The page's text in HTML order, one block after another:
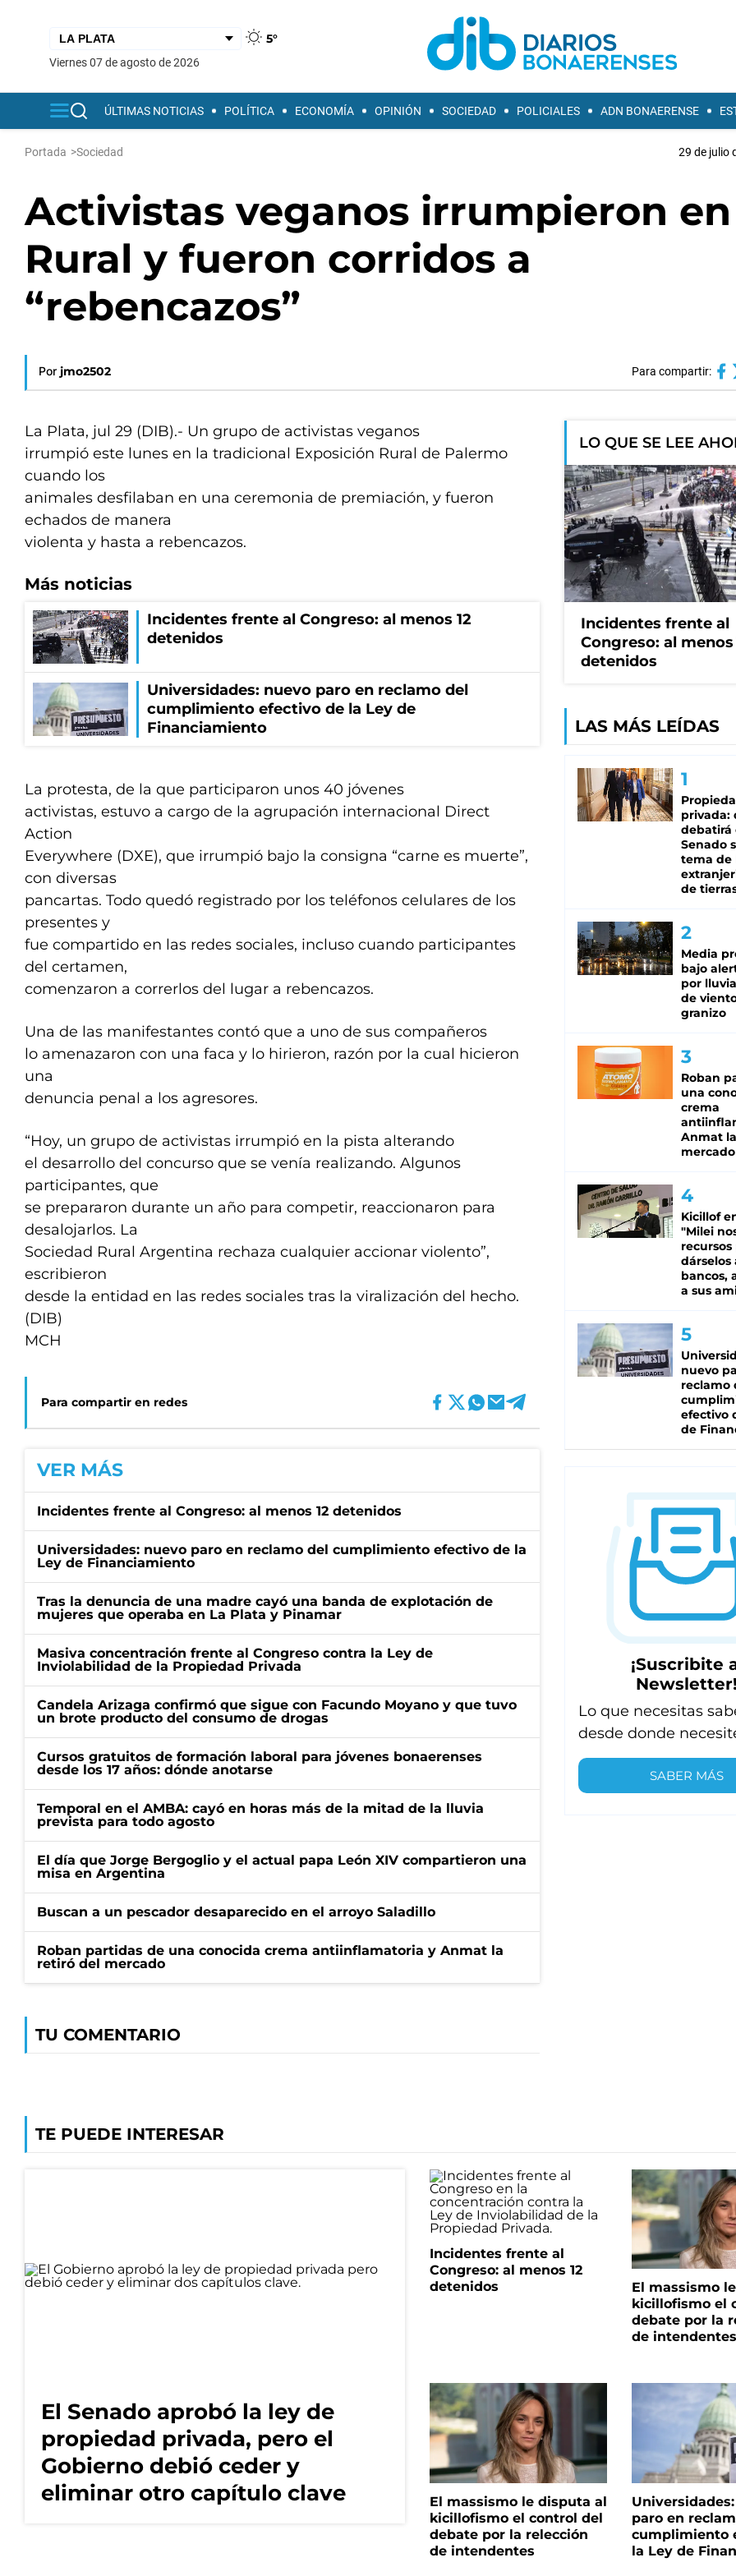
5°
viernes 07 de agosto de 2026
ÚLTIMAS NOTICIAS POLÍTICA ECONOMÍA OPINIÓN SOCIEDAD POLICIALES ADN BONAERENSE
Portada >Sociedad 29 de julio
Activistas veganos irrumpieron
Rural y fueron corridos a
“rebencazos”
Por jmo2502 Para compartir:
La Plata, jul 29 (DIB).- Un grupo de activistas veganos
irrumpió este lunes en la tradicional Exposición Rural de Palermo
cuando los
animales desfilaban en una ceremonia de premiación, y fueron
echados de manera
violenta y hasta a rebencazos.
Más noticias
Incidentes frente al Congreso: al menos 12
detenidos
Universidades: nuevo paro en reclamo del
cumplimiento efectivo de la Ley de
Financiamiento
La protesta, de la que participaron unos 40 jóvenes
activistas, estuvo a cargo de la agrupación internacional Direct
Action
Everywhere (DXE), que irrumpió bajo la consigna “carne es muerte”,
con diversas
pancartas. Todo quedó registrado por los teléfonos celulares de los
presentes y
fue compartido en las redes sociales, incluso cuando participantes
del certamen,
comenzaron a correrlos del lugar a rebencazos.
Una de las manifestantes contó que a uno de sus compañeros
lo amenazaron con una faca y lo hirieron, razón por la cual hicieron
una
denuncia penal a los agresores.
“Hoy, un grupo de activistas irrumpió en la pista alterando
el desarrollo del concurso que se venía realizando. Algunos
participantes, que
se prepararon durante un año para competir, reaccionaron para
desalojarlos. La
Sociedad Rural Argentina rechaza cualquier accionar violento”,
escribieron
desde la entidad en las redes sociales tras la viralización del hecho.
(DIB)
MCH
Para compartir en redes
VER MÁS
Incidentes frente al Congreso: al menos 12 detenidos
Universidades: nuevo paro en reclamo del cumplimiento efectivo de la
Ley de Financiamiento
Tras la denuncia de una madre cayó una banda de explotación de
mujeres que operaba en La Plata y Pinamar
Masiva concentración frente al Congreso contra la Ley de
Inviolabilidad de la Propiedad Privada
Candela Arizaga confirmó que sigue con Facundo Moyano y que tuvo
un brote producto del consumo de drogas
Cursos gratuitos de formación laboral para jóvenes bonaerenses
desde los 17 años: dónde anotarse
Temporal en el AMBA: cayó en horas más de la mitad de la lluvia
prevista para todo agosto
El día que Jorge Bergoglio y el actual papa León XIV compartieron una
misa en Argentina
Buscan a un pescador desaparecido en el arroyo Saladillo
Roban partidas de una conocida crema antiinflamatoria y Anmat la
retiró del mercado
TU COMENTARIO
LO QUE SE LEE
Incidentes frente al
Congreso: al menos
detenidos
LAS MÁS LEÍDAS
privada:
debatirá
Senado
tema de
de
Media
bajo
por
de
granizo
Roban
una
crema
Anmat
mercado
Kicillof
"Milei
recursos
dárselos
bancos,
a sus
nuevo
reclamo
efectivo
de
¡Suscribite
Newsletter!
Lo que necesitas
desde donde
SABER MÁS
TE PUEDE INTERESAR
El Senado aprobó la ley de
propiedad privada, pero el
Gobierno debió ceder y
eliminar otro capítulo clave
Incidentes frente al
Congreso: al menos 12
detenidos
El massismo
kicillofismo el
debate por la
de intendentes
El massismo le disputa al
kicillofismo el control del
debate por la relección
de intendentes
paro en
cumplimiento
la Ley de